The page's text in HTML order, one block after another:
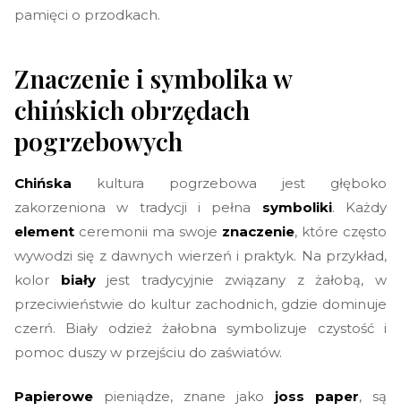
pamięci o przodkach.
Znaczenie i symbolika w
chińskich obrzędach
pogrzebowych
Chińska kultura pogrzebowa jest głęboko
zakorzeniona w tradycji i pełna symboliki. Każdy
element ceremonii ma swoje znaczenie, które często
wywodzi się z dawnych wierzeń i praktyk. Na przykład,
kolor białyjest tradycyjnie związany z żałobą, w
przeciwieństwie do kultur zachodnich, gdzie dominuje
czerń. Biały odzież żałobna symbolizuje czystość i
pomoc duszy w przejściu do zaświatów.
Papierowe pieniądze, znane jako joss paper, są